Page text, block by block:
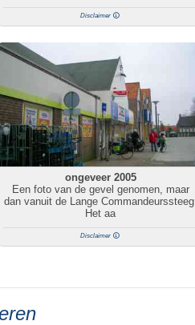
Disclaimer
ongeveer 2005
Een foto van de gevel genomen, maar
dan vanuit de Lange Commandeurssteeg.
Het aa
Disclaimer